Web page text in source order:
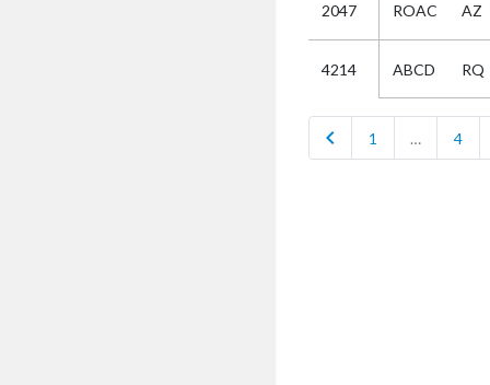
2047 ROAC AZ
4214 ABCD RQ
chevron_left 1 … 4